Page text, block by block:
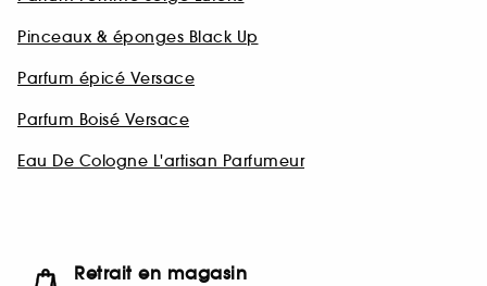
Pinceaux & éponges Black Up
Parfum épicé Versace
Parfum Boisé Versace
Eau De Cologne L'artisan Parfumeur
Retrait en magasin